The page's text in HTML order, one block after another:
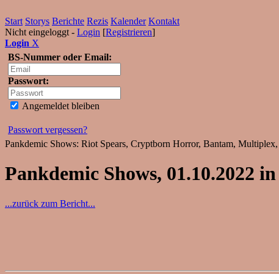
Start Storys Berichte Rezis Kalender Kontakt
Nicht eingeloggt - Login [Registrieren]
Login X
BS-Nummer oder Email:
Passwort:
Angemeldet bleiben
Passwort vergessen?
Pankdemic Shows: Riot Spears, Cryptborn Horror, Bantam,
Pankdemic Shows, 01.10.2022
...zurück zum Bericht...